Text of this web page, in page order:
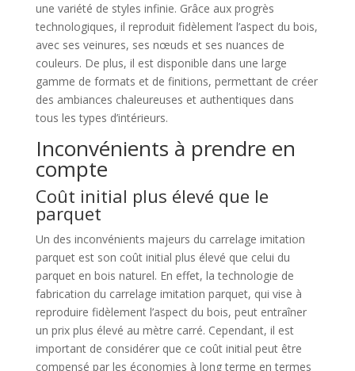
une variété de styles infinie. Grâce aux progrès
technologiques, il reproduit fidèlement l’aspect du bois,
avec ses veinures, ses nœuds et ses nuances de
couleurs. De plus, il est disponible dans une large
gamme de formats et de finitions, permettant de créer
des ambiances chaleureuses et authentiques dans
tous les types d’intérieurs.
Inconvénients à prendre en
compte
Coût initial plus élevé que le
parquet
Un des inconvénients majeurs du carrelage imitation
parquet est son coût initial plus élevé que celui du
parquet en bois naturel. En effet, la technologie de
fabrication du carrelage imitation parquet, qui vise à
reproduire fidèlement l’aspect du bois, peut entraîner
un prix plus élevé au mètre carré. Cependant, il est
important de considérer que ce coût initial peut être
compensé par les économies à long terme en termes